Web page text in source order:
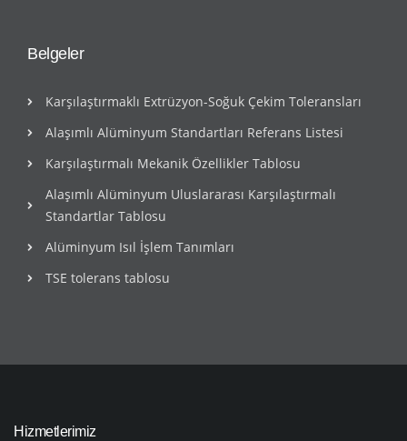
Belgeler
Karşılaştırmaklı Extrüzyon-Soğuk Çekim Toleransları
Alaşımlı Alüminyum Standartları Referans Listesi
Karşılaştırmalı Mekanik Özellikler Tablosu
Alaşımlı Alüminyum Uluslararası Karşılaştırmalı
Standartlar Tablosu
Alüminyum Isıl İşlem Tanımları
TSE tolerans tablosu
Hizmetlerimiz